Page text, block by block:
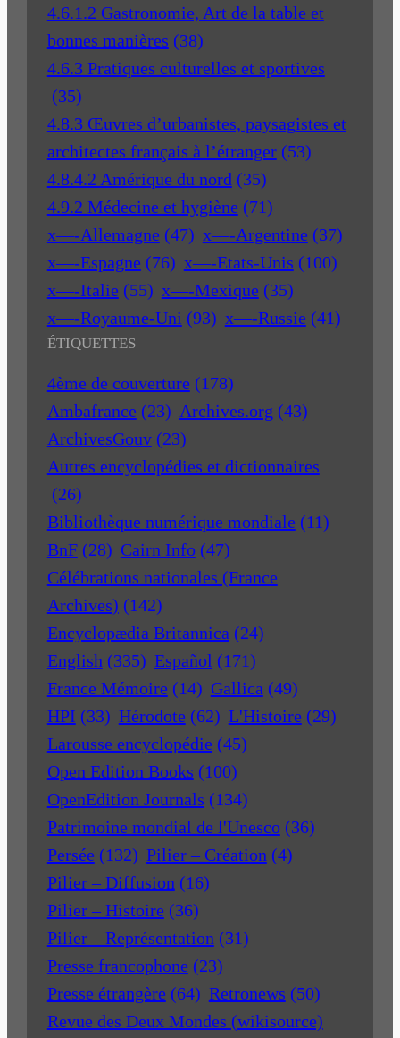
4.6.1.2 Gastronomie, Art de la table et
bonnes manières (38)
4.6.3 Pratiques culturelles et sportives
(35)
4.8.3 Œuvres d’urbanistes, paysagistes et
architectes français à l’étranger (53)
4.8.4.2 Amérique du nord (35)
4.9.2 Médecine et hygiène (71)
x—-Allemagne (47) x—-Argentine (37)
x—-Espagne (76) x—-Etats-Unis (100)
x—-Italie (55) x—-Mexique (35)
x—-Royaume-Uni (93) x—-Russie (41)
ÉTIQUETTES
4ème de couverture (178)
Ambafrance (23) Archives.org (43)
ArchivesGouv (23)
Autres encyclopédies et dictionnaires
(26)
Bibliothèque numérique mondiale (11)
BnF (28) Cairn Info (47)
Célébrations nationales (France
Archives) (142)
Encyclopædia Britannica (24)
English (335) Español (171)
France Mémoire (14) Gallica (49)
HPI (33) Hérodote (62) L'Histoire (29)
Larousse encyclopédie (45)
Open Edition Books (100)
OpenEdition Journals (134)
Patrimoine mondial de l'Unesco (36)
Persée (132) Pilier – Création (4)
Pilier – Diffusion (16)
Pilier – Histoire (36)
Pilier – Représentation (31)
Presse francophone (23)
Presse étrangère (64) Retronews (50)
Revue des Deux Mondes (wikisource)